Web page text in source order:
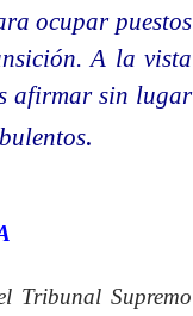
ocupar puestos
A la vista
afirmar sin lugar
.
Tribunal Supremo